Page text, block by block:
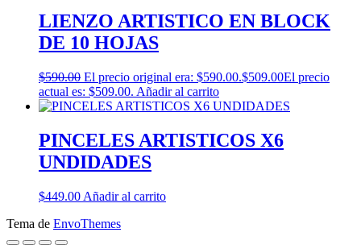
LIENZO ARTISTICO EN BLOCK
DE 10 HOJAS
$590.00 El precio original era: $590.00.$509.00El precio
actual es: $509.00. Añadir al carrito
PINCELES ARTISTICOS X6
UNDIDADES
$449.00 Añadir al carrito
Tema de EnvoThemes